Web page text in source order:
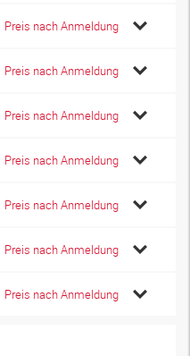
Preis nach Anmeldung
Preis nach Anmeldung
Preis nach Anmeldung
Preis nach Anmeldung
Preis nach Anmeldung
Preis nach Anmeldung
Preis nach Anmeldung